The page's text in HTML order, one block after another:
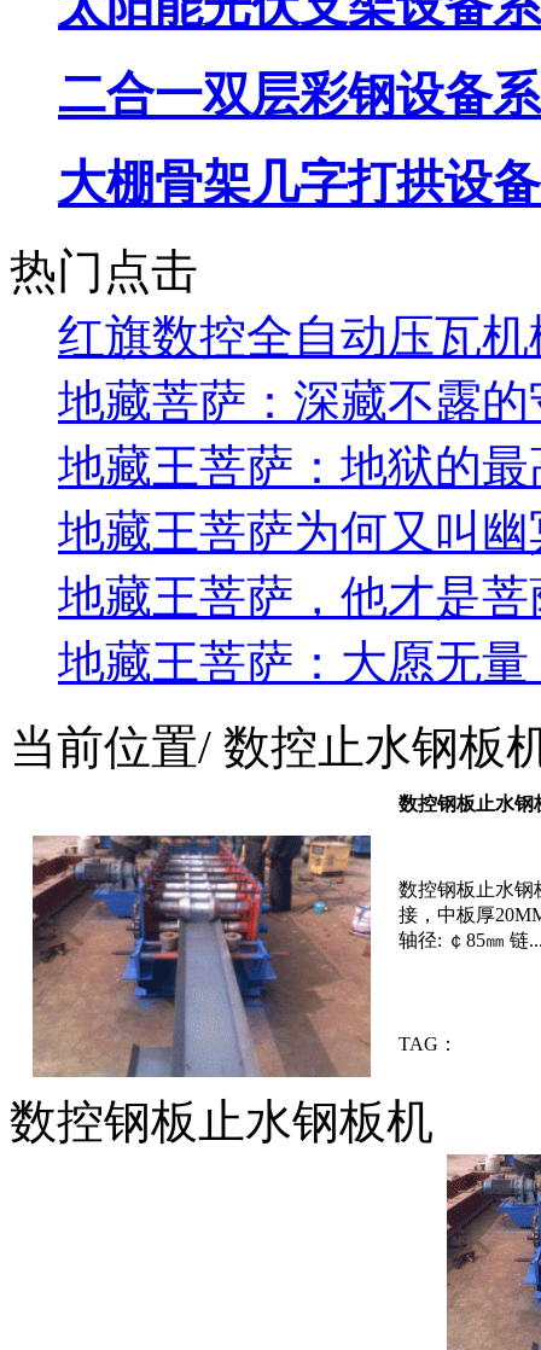
二合一双层彩钢设备
大棚骨架几字打拱设
热门点击
红旗数控全自动压瓦机
地藏菩萨：深藏不露
地藏王菩萨：地狱的
地藏王菩萨为何又叫
地藏王菩萨，他才是
地藏王菩萨：大愿无
当前位置/ 数控止水钢板
数控钢板止水钢
数控钢板止水钢
接，中板厚
轴径: ￠85㎜ 链
TAG：
数控钢板止水钢板机